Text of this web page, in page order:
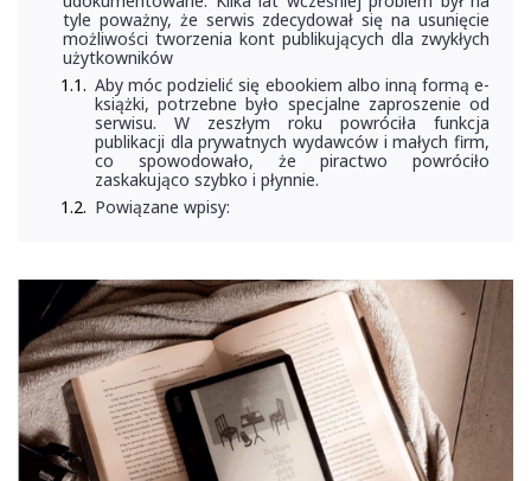
tyle poważny, że serwis zdecydował się na usunięcie
możliwości tworzenia kont publikujących dla zwykłych
użytkowników
Aby móc podzielić się ebookiem albo inną formą e-
książki, potrzebne było specjalne zaproszenie od
serwisu. W zeszłym roku powróciła funkcja
publikacji dla prywatnych wydawców i małych firm,
co spowodowało, że piractwo powróciło
zaskakująco szybko i płynnie.
Powiązane wpisy: